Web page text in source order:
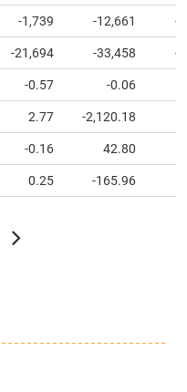
-1,739 -12,661 -
-21,694 -33,458 -
-0.57 -0.06
2.77 -2,120.18
-0.16 42.80
0.25 -165.96